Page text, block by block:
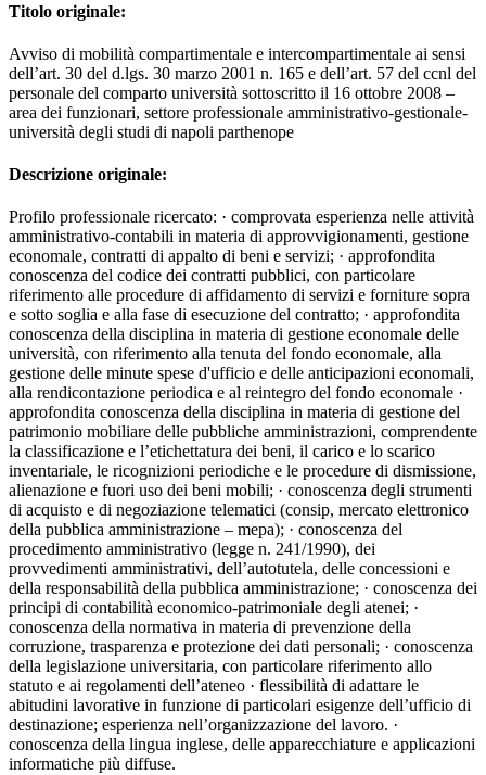
Titolo originale:
Avviso di mobilità compartimentale e intercompartimentale ai sensi
dell’art. 30 del d.lgs. 30 marzo 2001 n. 165 e dell’art. 57 del ccnl del
personale del comparto università sottoscritto il 16 ottobre 2008 –
area dei funzionari, settore professionale amministrativo-gestionale-
università degli studi di napoli parthenope
Descrizione originale:
Profilo professionale ricercato: · comprovata esperienza nelle attività
amministrativo-contabili in materia di approvvigionamenti, gestione
economale, contratti di appalto di beni e servizi; · approfondita
conoscenza del codice dei contratti pubblici, con particolare
riferimento alle procedure di affidamento di servizi e forniture sopra
e sotto soglia e alla fase di esecuzione del contratto; · approfondita
conoscenza della disciplina in materia di gestione economale delle
università, con riferimento alla tenuta del fondo economale, alla
gestione delle minute spese d'ufficio e delle anticipazioni economali,
alla rendicontazione periodica e al reintegro del fondo economale ·
approfondita conoscenza della disciplina in materia di gestione del
patrimonio mobiliare delle pubbliche amministrazioni, comprendente
la classificazione e l’etichettatura dei beni, il carico e lo scarico
inventariale, le ricognizioni periodiche e le procedure di dismissione,
alienazione e fuori uso dei beni mobili; · conoscenza degli strumenti
di acquisto e di negoziazione telematici (consip, mercato elettronico
della pubblica amministrazione – mepa); · conoscenza del
procedimento amministrativo (legge n. 241/1990), dei
provvedimenti amministrativi, dell’autotutela, delle concessioni e
della responsabilità della pubblica amministrazione; · conoscenza dei
principi di contabilità economico-patrimoniale degli atenei; ·
conoscenza della normativa in materia di prevenzione della
corruzione, trasparenza e protezione dei dati personali; · conoscenza
della legislazione universitaria, con particolare riferimento allo
statuto e ai regolamenti dell’ateneo · flessibilità di adattare le
abitudini lavorative in funzione di particolari esigenze dell’ufficio di
destinazione; esperienza nell’organizzazione del lavoro. ·
conoscenza della lingua inglese, delle apparecchiature e applicazioni
informatiche più diffuse.